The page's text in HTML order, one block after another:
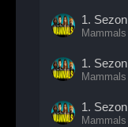
1. Sezon
Mammals
1. Sezon
Mammals
1. Sezon
Mammals